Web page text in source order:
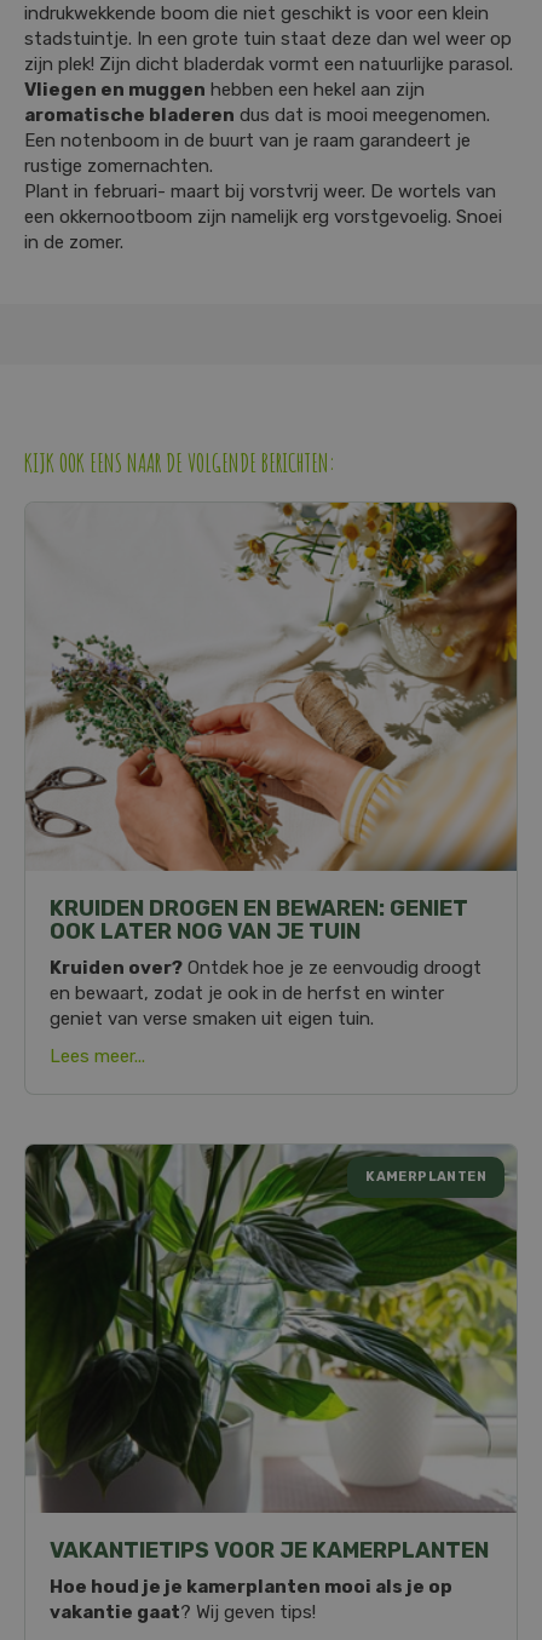
indrukwekkende boom die niet geschikt is voor een klein
stadstuintje. In een grote tuin staat deze dan wel weer op
zijn plek! Zijn dicht bladerdak vormt een natuurlijke parasol.
Vliegen en muggen hebben een hekel aan zijn
aromatische bladeren dus dat is mooi meegenomen.
Een notenboom in de buurt van je raam garandeert je
rustige zomernachten.
Plant in februari- maart bij vorstvrij weer. De wortels van
een okkernootboom zijn namelijk erg vorstgevoelig. Snoei
in de zomer.
KIJK OOK EENS NAAR DE VOLGENDE BERICHTEN:
KRUIDEN DROGEN EN BEWAREN: GENIET
OOK LATER NOG VAN JE TUIN
Kruiden over? Ontdek hoe je ze eenvoudig droogt
en bewaart, zodat je ook in de herfst en winter
geniet van verse smaken uit eigen tuin.
Lees meer...
VAKANTIETIPS VOOR JE KAMERPLANTEN
KAMERPLANTEN
Hoe houd je je kamerplanten mooi als je op
vakantie gaat? Wij geven tips!